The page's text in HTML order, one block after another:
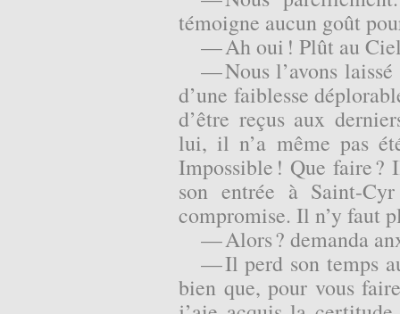
témoigne aucun goût
— Ah oui ! Plût au
— Nous l’avons
d’une faiblesse
d’être reçus aux
lui, il n’a même pas
Impossible ! Que faire ?
son entrée à Saint-
compromise. Il n’y faut
— Alors ? demanda
— Il perd son temps
bien que, pour vous